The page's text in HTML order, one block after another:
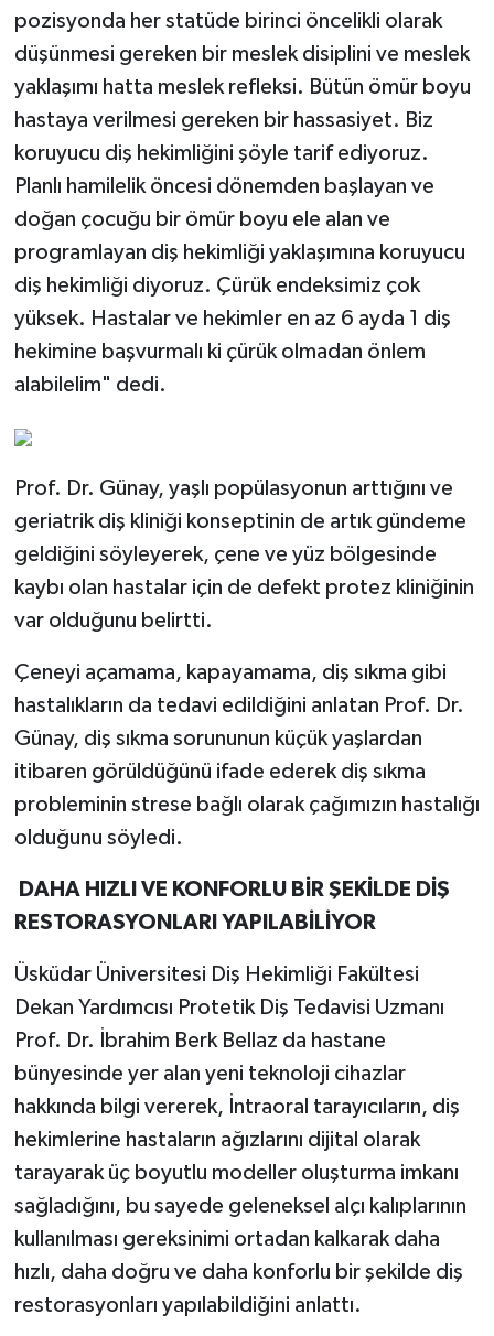
pozisyonda her statüde birinci öncelikli olarak
düşünmesi gereken bir meslek disiplini ve meslek
yaklaşımı hatta meslek refleksi. Bütün ömür boyu
hastaya verilmesi gereken bir hassasiyet. Biz
koruyucu diş hekimliğini şöyle tarif ediyoruz.
Planlı hamilelik öncesi dönemden başlayan ve
doğan çocuğu bir ömür boyu ele alan ve
programlayan diş hekimliği yaklaşımına koruyucu
diş hekimliği diyoruz. Çürük endeksimiz çok
yüksek. Hastalar ve hekimler en az 6 ayda 1 diş
hekimine başvurmalı ki çürük olmadan önlem
alabilelim" dedi.
Prof. Dr. Günay, yaşlı popülasyonun arttığını ve
geriatrik diş kliniği konseptinin de artık gündeme
geldiğini söyleyerek, çene ve yüz bölgesinde
kaybı olan hastalar için de defekt protez kliniğinin
var olduğunu belirtti.
Çeneyi açamama, kapayamama, diş sıkma gibi
hastalıkların da tedavi edildiğini anlatan Prof. Dr.
Günay, diş sıkma sorununun küçük yaşlardan
itibaren görüldüğünü ifade ederek diş sıkma
probleminin strese bağlı olarak çağımızın hastalığı
olduğunu söyledi.
DAHA HIZLI VE KONFORLU BİR ŞEKİLDE DİŞ
RESTORASYONLARI YAPILABİLİYOR
Üsküdar Üniversitesi Diş Hekimliği Fakültesi
Dekan Yardımcısı Protetik Diş Tedavisi Uzmanı
Prof. Dr. İbrahim Berk Bellaz da hastane
bünyesinde yer alan yeni teknoloji cihazlar
hakkında bilgi vererek, İntraoral tarayıcıların, diş
hekimlerine hastaların ağızlarını dijital olarak
tarayarak üç boyutlu modeller oluşturma imkanı
sağladığını, bu sayede geleneksel alçı kalıplarının
kullanılması gereksinimi ortadan kalkarak daha
hızlı, daha doğru ve daha konforlu bir şekilde diş
restorasyonları yapılabildiğini anlattı.